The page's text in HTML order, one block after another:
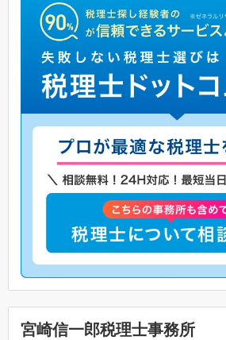
宮崎信一郎税理士事務所